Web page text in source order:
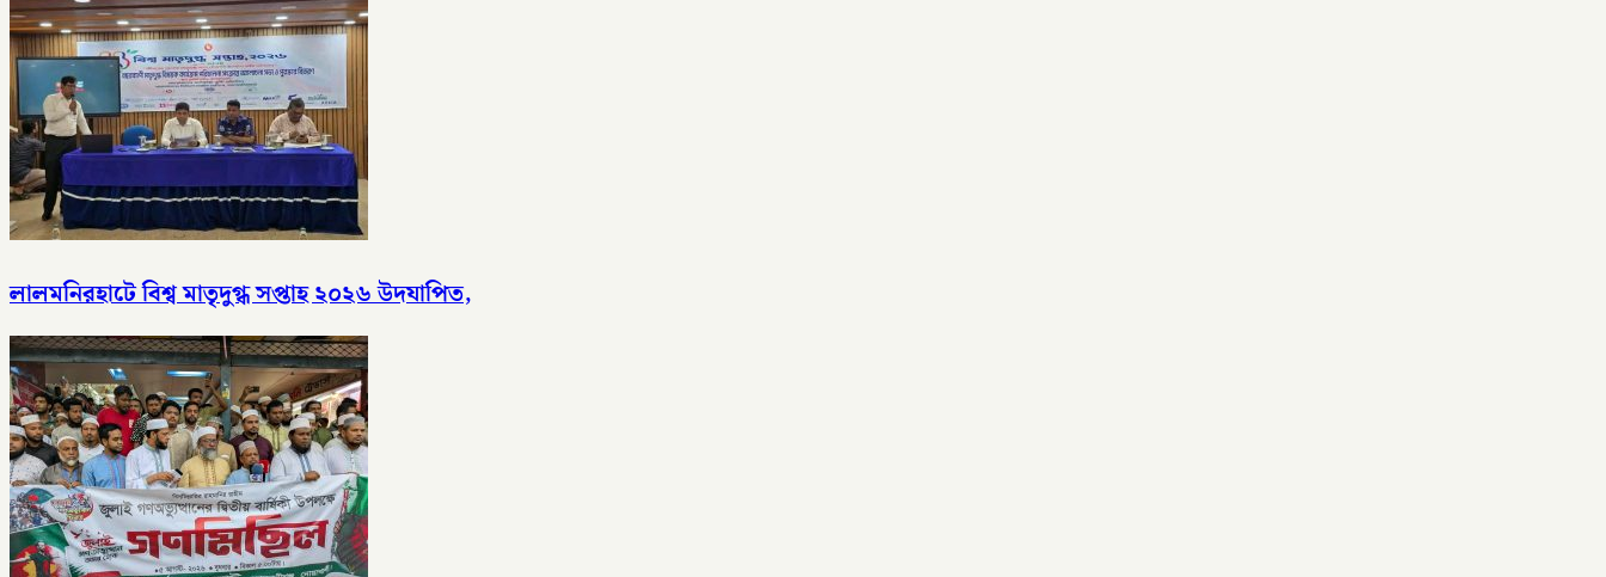
লালমনিরহাটে বিশ্ব মাতৃদুগ্ধ সপ্তাহ ২০২৬ উদযাপিত,